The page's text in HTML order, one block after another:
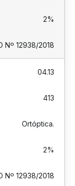
2%
Nº 12938/2018
04.13
413
Ortóptica.
2%
Nº 12938/2018